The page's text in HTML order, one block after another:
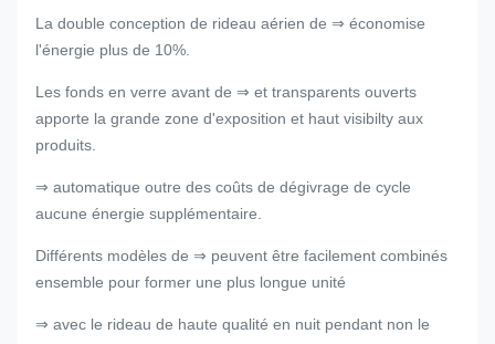
La double conception de rideau aérien de ⇒ économise
l'énergie plus de 10%.
Les fonds en verre avant de ⇒ et transparents ouverts
apporte la grande zone d'exposition et haut visibilty aux
produits.
⇒ automatique outre des coûts de dégivrage de cycle
aucune énergie supplémentaire.
Différents modèles de ⇒ peuvent être facilement combinés
ensemble pour former une plus longue unité
⇒ avec le rideau de haute qualité en nuit pendant non le